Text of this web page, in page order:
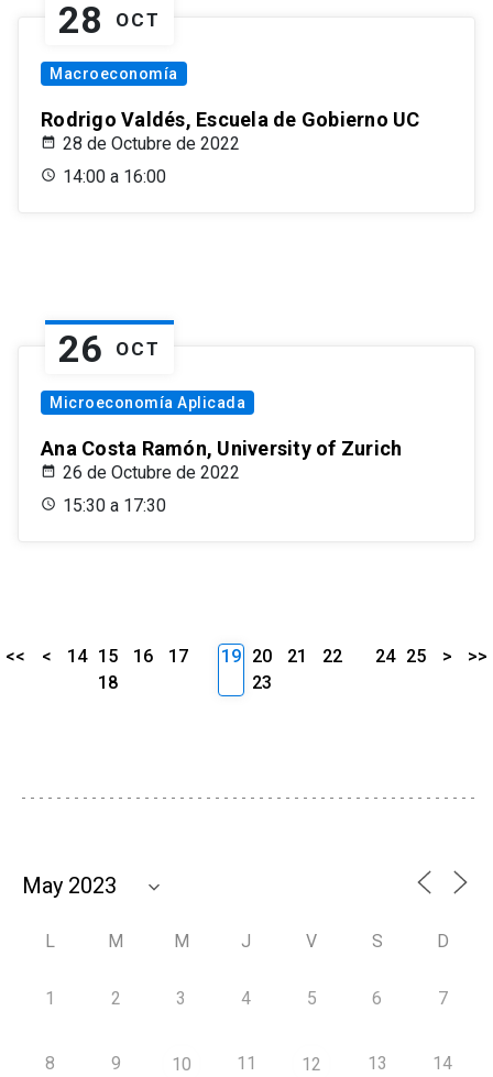
28 OCT
Macroeconomía
Rodrigo Valdés, Escuela de Gobierno UC
28 de Octubre de 2022
14:00 a 16:00
26 OCT
Microeconomía Aplicada
Ana Costa Ramón, University of Zurich
26 de Octubre de 2022
15:30 a 17:30
<< < 14 15 16
17
18
19 20 21
22
23
24 25 > >>
L M M J V S D
1 2 3 4 5 6 7
8 9 10 11 12 13 14